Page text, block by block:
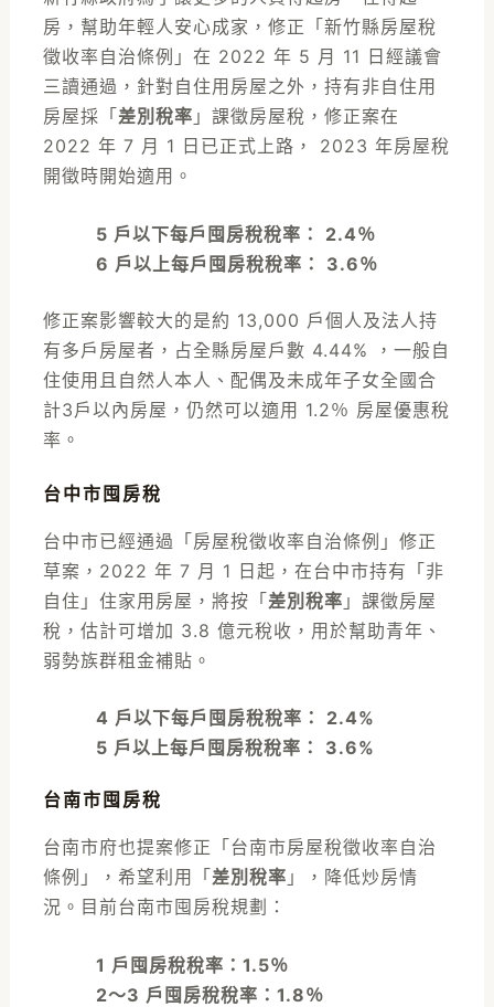
房，幫助年輕人安心成家，修正「新竹縣房屋稅
徵收率自治條例」在 2022 年 5 月 11 日經議會
三讀通過，針對自住用房屋之外，持有非自住用
房屋採「 差別稅率 」課徵房屋稅，修正案在
2022 年 7 月 1 日已正式上路， 2023 年房屋稅
開徵時開始適用。
5 戶以下每戶囤房稅稅率： 2.4％
6 戶以上每戶囤房稅稅率： 3.6％
修正案影響較大的是約 13,000 戶個人及法人持
有多戶房屋者，占全縣房屋戶數 4.44% ，一般自
住使用且自然人本人、配偶及未成年子女全國合
計3戶以內房屋，仍然可以適用 1.2％ 房屋優惠稅
率。
台中市囤房稅
台中市已經通過「房屋稅徵收率自治條例」修正
草案，2022 年 7 月 1 日起，在台中市持有「非
自住」住家用房屋，將按「差別稅率 」課徵房屋
稅，估計可增加 3.8 億元稅收，用於幫助青年、
弱勢族群租金補貼。
4 戶以下每戶囤房稅稅率： 2.4%
5 戶以上每戶囤房稅稅率： 3.6%
台南市囤房稅
台南市府也提案修正「台南市房屋稅徵收率自治
條例」，希望利用「 差別稅率 」，降低炒房情
況。目前台南市囤房稅規劃：
1 戶囤房稅稅率：1.5％
2～3 戶囤房稅稅率：1.8％